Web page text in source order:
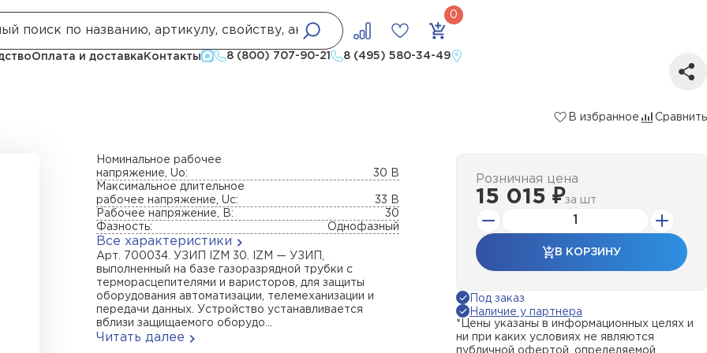
Оплата и доставка Контакты 8 (800) 707-90-21 8 (495) 580-34-49
сетей УЗИП IZM 30
В избранное Сравнить
Номинальное рабочее
напряжение, Uo:
30 В
Максимальное длительное
рабочее напряжение, Uc:
33 В
Рабочее напряжение, В:
30
Фазность:
Однофазный
Все характеристики
Арт. 700034. УЗИП IZM 30. IZM — УЗИП,
выполненный на базе газоразрядной трубки с
терморасцепителями и варисторов, для защиты
оборудования автоматизации, телемеханизации и
передачи данных. Устройство устанавливается
вблизи защищаемого оборудо...
Читать далее
Розничная цена
15 015 ₽за шт
В КОРЗИНУ
Под заказ
Наличие у партнера
*Цены указаны в информационных целях и
ни при каких условиях не являются
публичной офертой, определяемой